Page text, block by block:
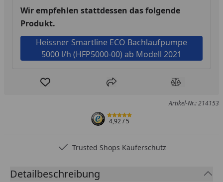
Wir empfehlen stattdessen das folgende
Produkt.
Heissner Smartline ECO Bachlaufpumpe
5000 l/h (HFP5000-00) ab Modell 2021
Produkt zur Wunschliste hinzufügen
Teilen Produkt
Artikel-Nr.: 214153
4,92/ 5
Trusted Shops Käuferschutz
Detailbeschreibung